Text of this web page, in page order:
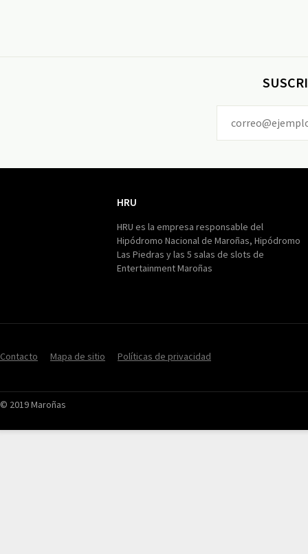
HRU
HRU es la empresa responsable del
Hipódromo Nacional de Maroñas, Hipódromo
Las Piedras y las 5 salas de slots de
Entertainment Maroñas
Contacto Mapa de sitio Políticas de privacidad
© 2019 Maroñas